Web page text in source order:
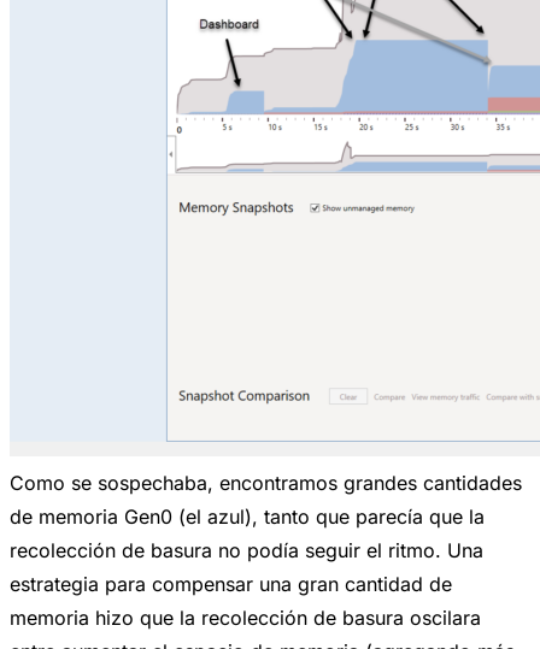
Como se sospechaba, encontramos grandes cantidades
de memoria Gen0 (el azul), tanto que parecía que la
recolección de basura no podía seguir el ritmo. Una
estrategia para compensar una gran cantidad de
memoria hizo que la recolección de basura oscilara